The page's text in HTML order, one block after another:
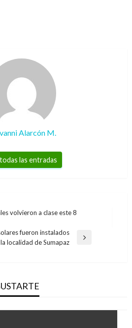
Alarcón M.
las entradas
volvieron a clase este 8
fueron instalados
localidad de Sumapaz